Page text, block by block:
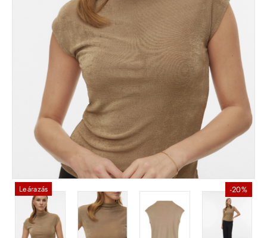
Leárazás -20%